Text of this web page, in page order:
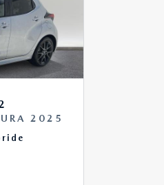
2025